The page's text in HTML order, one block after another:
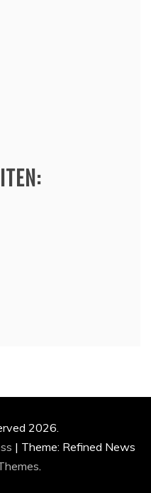
2026.
| Theme: Refined News